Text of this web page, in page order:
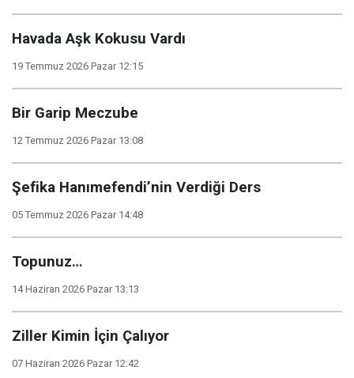
Havada Aşk Kokusu Vardı
19 Temmuz 2026 Pazar 12:15
Bir Garip Meczube
12 Temmuz 2026 Pazar 13:08
Şefika Hanımefendi’nin Verdiği Ders
05 Temmuz 2026 Pazar 14:48
Topunuz…
14 Haziran 2026 Pazar 13:13
Ziller Kimin İçin Çalıyor
07 Haziran 2026 Pazar 12:42